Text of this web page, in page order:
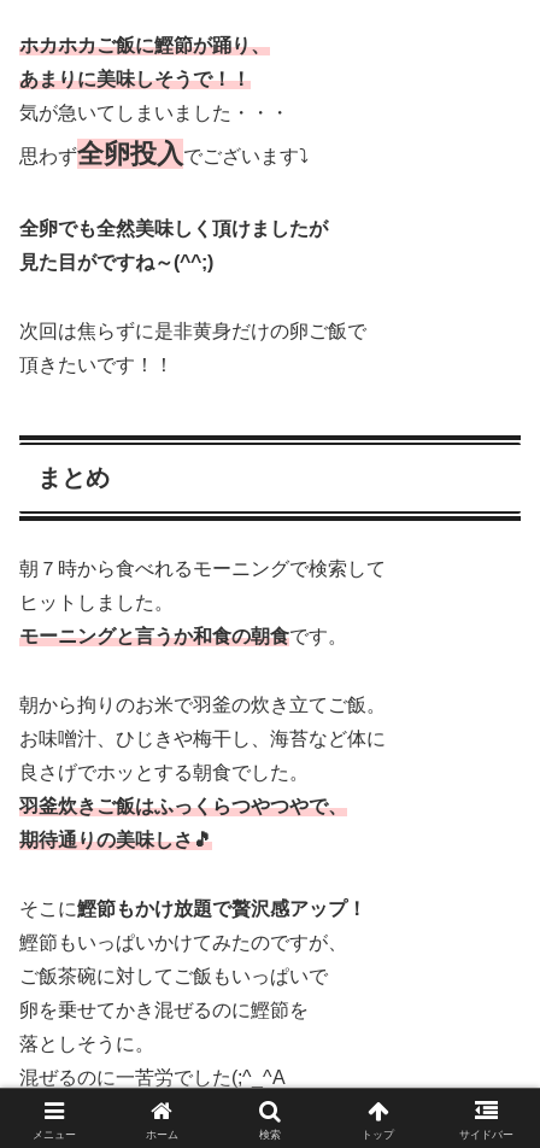
ホカホカご飯に鰹節が踊り、
あまりに美味しそうで！！
気が急いてしまいました・・・
思わず全卵投入でございます⤵
全卵でも全然美味しく頂けましたが
見た目がですね～(^^;)
次回は焦らずに是非黄身だけの卵ご飯で
頂きたいです！！
まとめ
朝７時から食べれるモーニングで検索して
ヒットしました。
モーニングと言うか和食の朝食です。
朝から拘りのお米で羽釜の炊き立てご飯。
お味噌汁、ひじきや梅干し、海苔など体に
良さげでホッとする朝食でした。
羽釜炊きご飯はふっくらつやつやで、
期待通りの美味しさ🎵
そこに鰹節もかけ放題で贅沢感アップ！
鰹節もいっぱいかけてみたのですが、
ご飯茶碗に対してご飯もいっぱいで
卵を乗せてかき混ぜるのに鰹節を
落としそうに。
混ぜるのに一苦労でした(;^_^A
少しご飯を先に食べて減らして
メニュー ホーム 検索 トップ サイドバー